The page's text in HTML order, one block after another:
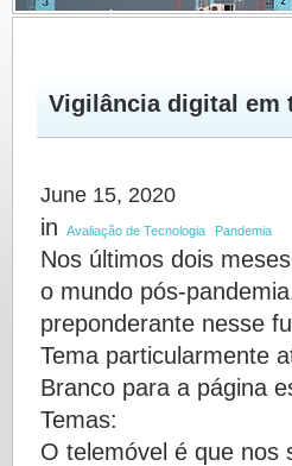
Vigilância digital em
June 15, 2020
in Avaliação de Tecnologia Pandemia
Nos últimos dois
o mundo pós-
preponderante nesse
Tema particularmente
Branco para a página
Temas:
O telemóvel é que nos